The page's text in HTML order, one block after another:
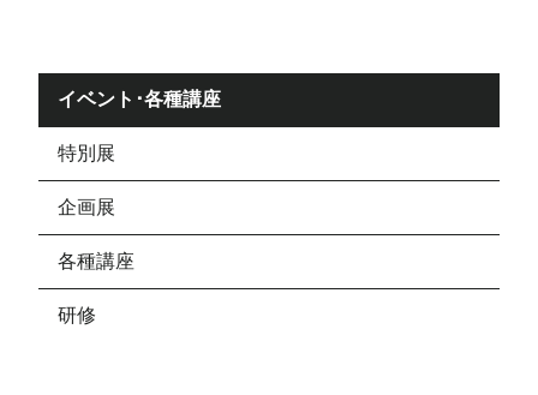
イベント･各種講座
特別展
企画展
各種講座
研修